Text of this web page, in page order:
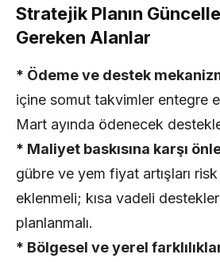
Stratejik Planın
Gereken Alanlar
* Ödeme ve destek
içine somut takvimler entegre
Mart ayında ödenecek
* Maliyet baskısına karşı
gübre ve yem fiyat artışları
eklenmeli; kısa vadeli
planlanmalı.
* Bölgesel ve yerel